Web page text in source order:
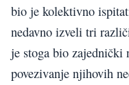
bio je kolektivno
nedavno izveli tri
je stoga bio zajednički
povezivanje njihovih